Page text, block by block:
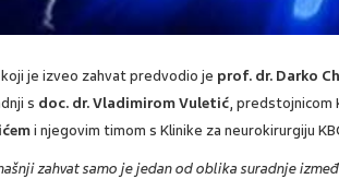
je izveo zahvat predvodio je prof. dr. Darko
s doc. dr. Vladimirom Vuletić, predstojnicom
i njegovim timom s Klinike za neurokirurgiju
zahvat samo je jedan od oblika suradnje